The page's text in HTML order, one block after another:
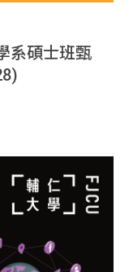
系碩士班甄